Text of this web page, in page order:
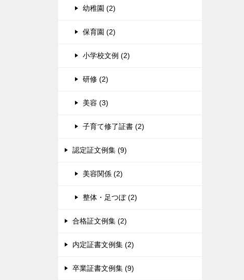
幼稚園 (2)
保育園 (2)
小学校文例 (2)
研修 (2)
美容 (3)
子育て修了証書 (2)
認定証文例集 (9)
美容関係 (2)
整体・足つぼ (2)
合格証文例集 (2)
内定証書文例集 (2)
卒業証書文例集 (9)